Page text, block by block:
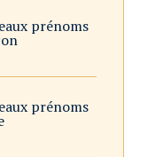
prénoms
prénoms